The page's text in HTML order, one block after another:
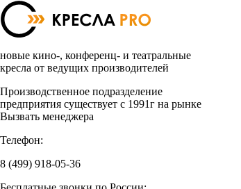
новые кино-, конференц- и театральные
кресла от ведущих производителей
Производственное подразделение
предприятия существует с 1991г на рынке
Вызвать менеджера
Телефон:
8 (499) 918-05-36